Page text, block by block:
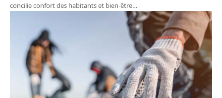
concilie confort des habitants et bien-être…